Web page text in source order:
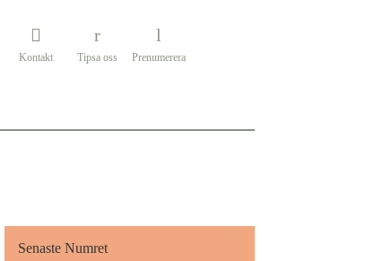
Kontakt Tipsa oss Prenumerera
Senaste Numret